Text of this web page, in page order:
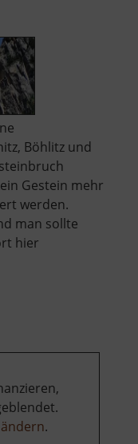
Böhlitz und
Gestein mehr
werden.
man sollte
hier
.